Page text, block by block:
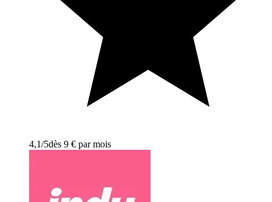
4,1/5dès 9 € par mois